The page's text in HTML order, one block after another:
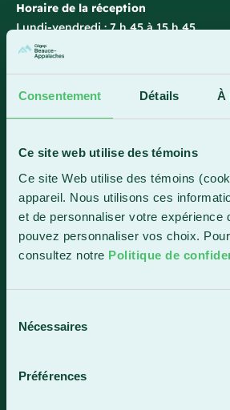
Consentement Détails À
Ce site web utilise des témoins
Ce site Web utilise des témoins
appareil. Nous utilisons ces
et de personnaliser votre expérience
pouvez personnaliser vos choix.
consultez notre Politique de
Nécessaires
Préférences
Horaire de la réception
Lundi-vendredi : 7 h 45 à 15 h 45
418 228-8896
Sainte-Marie
1150, boul. Vachon Nord
Sainte-Marie (Québec) G6E 0R1
Horaire de la réception
Lundi-vendredi : 7 h 30 à 15 h 30
418 387-8896
Lac-Mégantic
Lac-Mégantic (Québec) G6B 3B4